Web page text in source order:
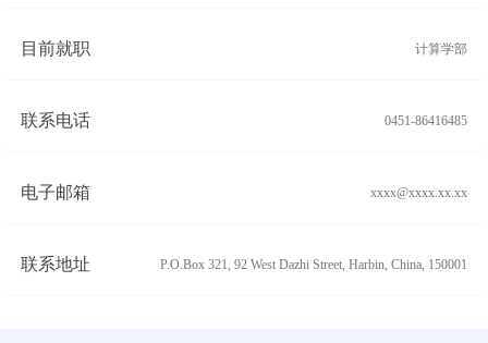
目前就职 计算学部
联系电话 0451-86416485
电子邮箱 xxxx@xxxx.xx.xx
联系地址 P.O.Box 321, 92 West Dazhi Street, Harbin, China, 150001